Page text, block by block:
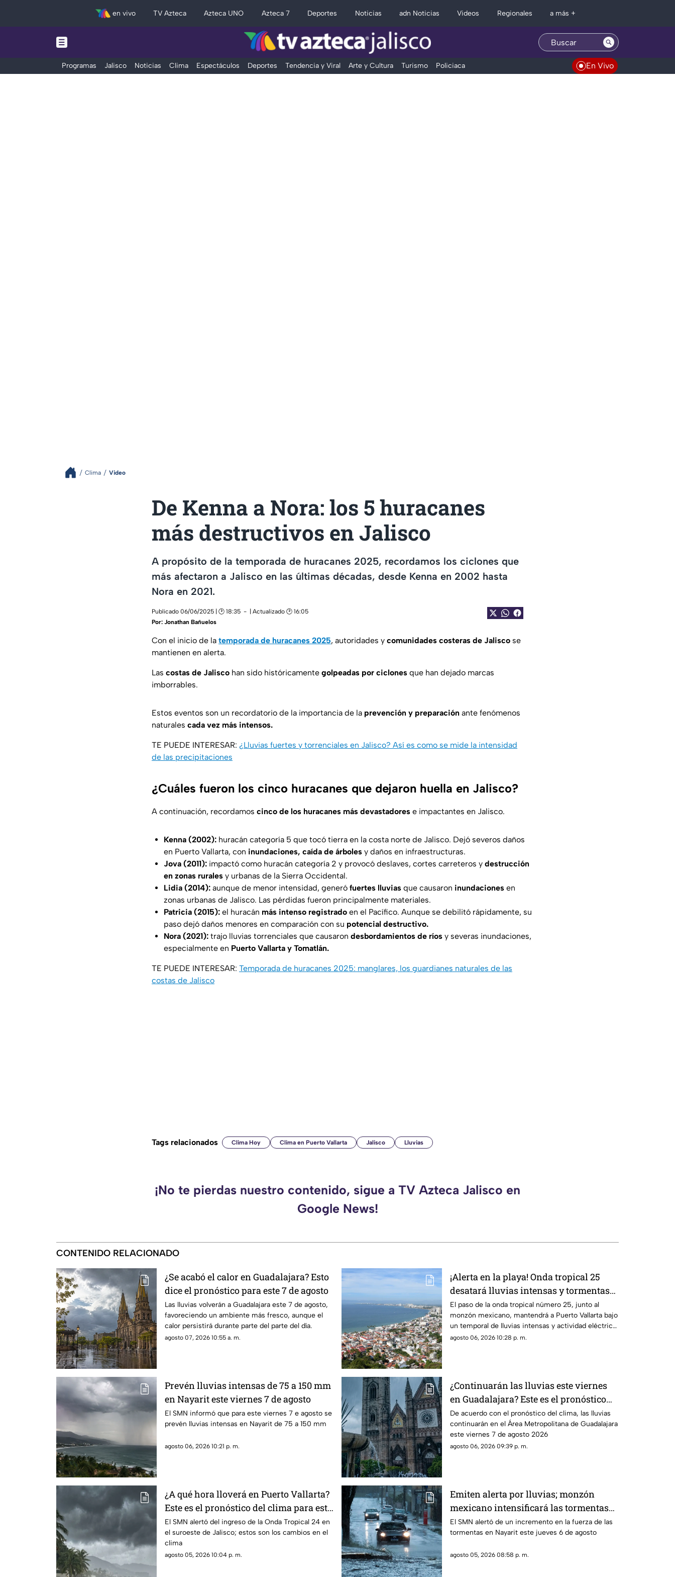
en vivo TV Azteca Azteca UNO Azteca 7 Deportes Noticias adn Noticias Videos Regionales a más +
Programas Jalisco Noticias Clima Espectáculos Deportes Tendencia y Viral Arte y Cultura Turismo Policiaca En Vivo
Clima Video
De Kenna a Nora: los 5 huracanes
más destructivos en Jalisco
A propósito de la temporada de huracanes 2025, recordamos los ciclones que
más afectaron a Jalisco en las últimas décadas, desde Kenna en 2002 hasta
Nora en 2021.
Publicado 06/06/2025 | 🕑 18:35
| Actualizado 🕑 16:05
Por: Jonathan Bañuelos
Con el inicio de la temporada de huracanes 2025, autoridades y comunidades costeras de Jalisco se
mantienen en alerta.
Las costas de Jalisco han sido históricamente golpeadas por ciclones que han dejado marcas
imborrables.
Estos eventos son un recordatorio de la importancia de la prevención y preparación ante fenómenos
naturales cada vez más intensos.
TE PUEDE INTERESAR: ¿Lluvias fuertes y torrenciales en Jalisco? Así es como se mide la intensidad
de las precipitaciones
¿Cuáles fueron los cinco huracanes que dejaron huella en Jalisco?
A continuación, recordamos cinco de los huracanes más devastadores e impactantes en Jalisco.
Kenna (2002): huracán categoría 5 que tocó tierra en la costa norte de Jalisco. Dejó severos daños
en Puerto Vallarta, con inundaciones, caída de árboles y daños en infraestructuras.
Jova (2011): impactó como huracán categoría 2 y provocó deslaves, cortes carreteros y destrucción
en zonas rurales y urbanas de la Sierra Occidental.
Lidia (2014): aunque de menor intensidad, generó fuertes lluvias que causaron inundaciones en
zonas urbanas de Jalisco. Las pérdidas fueron principalmente materiales.
Patricia (2015): el huracán más intenso registrado en el Pacífico. Aunque se debilitó rápidamente, su
paso dejó daños menores en comparación con su potencial destructivo.
Nora (2021): trajo lluvias torrenciales que causaron desbordamientos de ríos y severas inundaciones,
especialmente en Puerto Vallarta y Tomatlán.
TE PUEDE INTERESAR: Temporada de huracanes 2025: manglares, los guardianes naturales de las
costas de Jalisco
Tags relacionados Clima Hoy Clima en Puerto Vallarta Jalisco Lluvias
¡No te pierdas nuestro contenido, sigue a TV Azteca Jalisco en
Google News!
CONTENIDO RELACIONADO
¿Se acabó el calor en Guadalajara? Esto
dice el pronóstico para este 7 de agosto
Las lluvias volverán a Guadalajara este 7 de agosto,
favoreciendo un ambiente más fresco, aunque el
calor persistirá durante parte del parte del día.
agosto 07, 2026 10:55 a. m.
¡Alerta en la playa! Onda tropical 25
desatará lluvias intensas y tormentas
en Puerto Vallarta
El paso de la onda tropical número 25, junto al
monzón mexicano, mantendrá a Puerto Vallarta bajo
un temporal de lluvias intensas y actividad eléctrica
durante la tarde
agosto 06, 2026 10:28 p. m.
Prevén lluvias intensas de 75 a 150 mm
en Nayarit este viernes 7 de agosto
El SMN informó que para este viernes 7 e agosto se
prevén lluvias intensas en Nayarit de 75 a 150 mm
agosto 06, 2026 10:21 p. m.
¿Continuarán las lluvias este viernes
en Guadalajara? Este es el pronóstico
del clima hoy 7 de agosto
De acuerdo con el pronóstico del clima, las lluvias
continuarán en el Área Metropolitana de Guadalajara
este viernes 7 de agosto 2026
agosto 06, 2026 09:39 p. m.
¿A qué hora lloverá en Puerto Vallarta?
Este es el pronóstico del clima para este
6 de agosto
El SMN alertó del ingreso de la Onda Tropical 24 en
el suroeste de Jalisco; estos son los cambios en el
clima
agosto 05, 2026 10:04 p. m.
Emiten alerta por lluvias; monzón
mexicano intensificará las tormentas
en Nayarit
El SMN alertó de un incremento en la fuerza de las
tormentas en Nayarit este jueves 6 de agosto
agosto 05, 2026 08:58 p. m.